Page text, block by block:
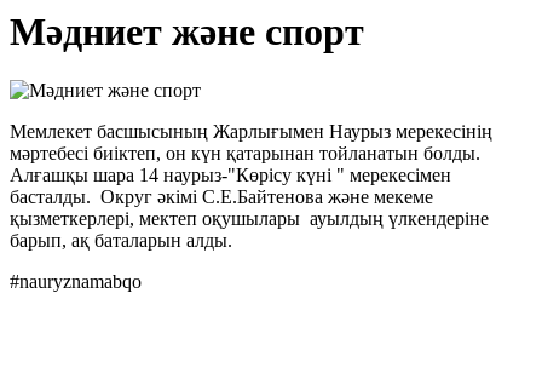
Мәдниет және спорт
Мемлекет басшысының Жарлығымен Наурыз мерекесінің
мәртебесі биіктеп, он күн қатарынан тойланатын болды.
Алғашқы шара 14 наурыз-"Көрісу күні " мерекесімен
басталды. Округ әкімі С.Е.Байтенова және мекеме
қызметкерлері, мектеп оқушылары ауылдың үлкендеріне
барып, ақ баталарын алды.
#nauryznamabqo